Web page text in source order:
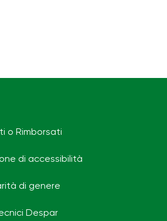
o Rimborsati
di accessibilità
di genere
Despar